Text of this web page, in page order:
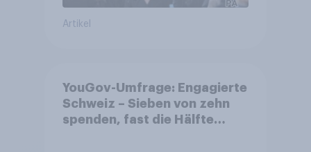
Artikel
YouGov-Umfrage: Engagierte
Schweiz – Sieben von zehn
spenden, fast die Hälfte